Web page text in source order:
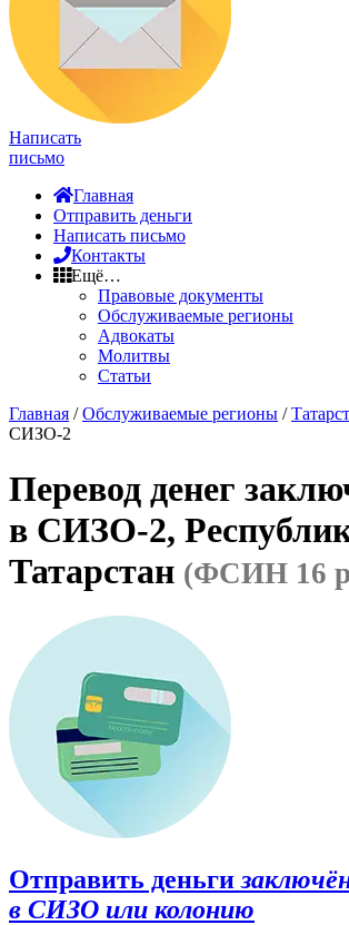
Написать
письмо
Главная
Отправить деньги
Написать письмо
Контакты
Ещё…
Правовые документы
Обслуживаемые регионы
Адвокаты
Молитвы
Статьи
Главная /Обслуживаемые регионы /
СИЗО-2
Перевод денег
в СИЗО-2,
Татарстан (ФСИН 16
Отправить деньги
в СИЗО или колонию